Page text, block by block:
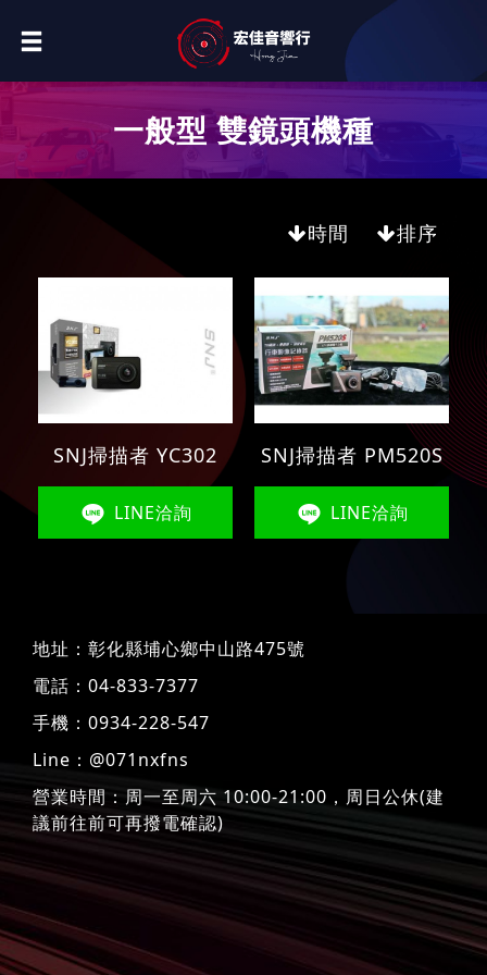
一般型 雙鏡頭機種
時間 排序
SNJ掃描者 YC302
LINE洽詢
SNJ掃描者 PM520S
LINE洽詢
地址： 彰化縣埔心鄉中山路475號
電話： 04-833-7377
手機： 0934-228-547
Line： @071nxfns
營業時間：周一至周六 10:00-21:00，周日公休(建
議前往前可再撥電確認)